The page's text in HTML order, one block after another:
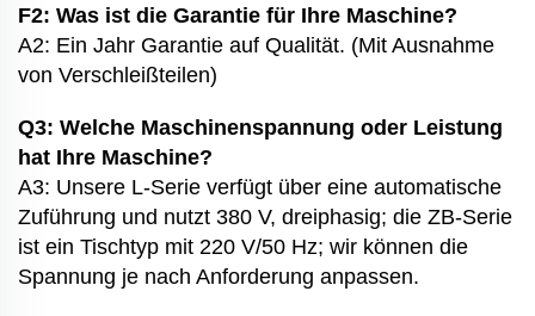
F2: Was ist die Garantie für Ihre Maschine?
A2: Ein Jahr Garantie auf Qualität. (Mit Ausnahme
von Verschleißteilen)
Q3: Welche Maschinenspannung oder Leistung
hat Ihre Maschine?
A3: Unsere L-Serie verfügt über eine automatische
Zuführung und nutzt 380 V, dreiphasig; die ZB-Serie
ist ein Tischtyp mit 220 V/50 Hz; wir können die
Spannung je nach Anforderung anpassen.